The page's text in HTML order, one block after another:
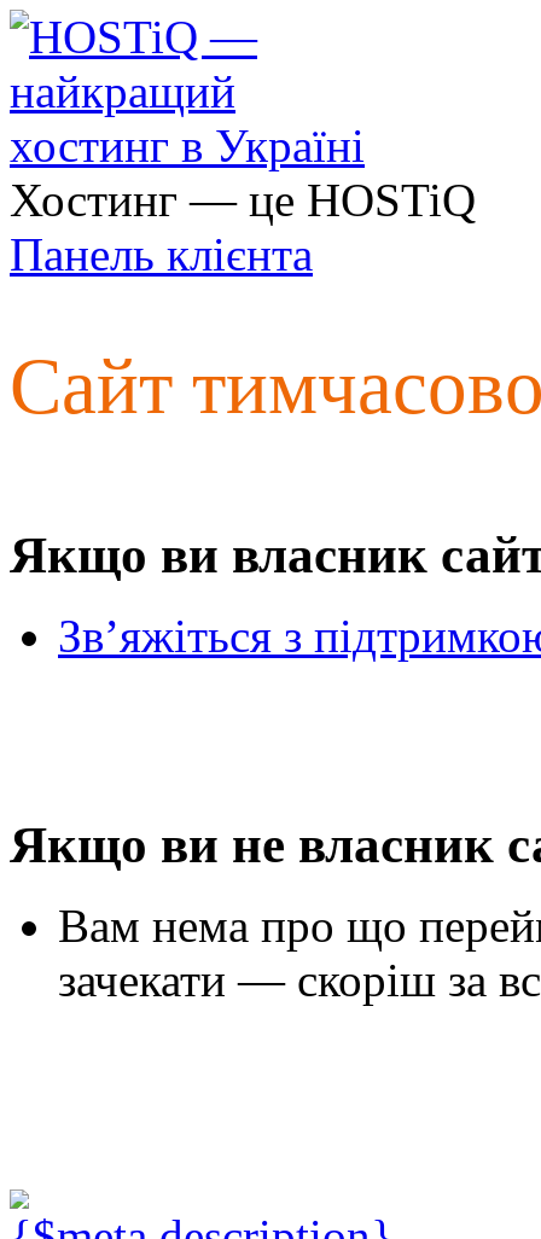
Хостинг — це HOSTiQ
Панель клієнта
Сайт
Якщо ви власник
Зв’яжіться з
Якщо ви не власник
Вам нема про що
зачекати — скоріш за